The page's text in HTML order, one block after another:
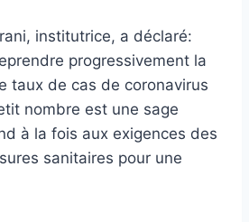
institutrice, a déclaré:
progressivement la
taux de cas de coronavirus
nombre est une sage
à la fois aux exigences des
sanitaires pour une